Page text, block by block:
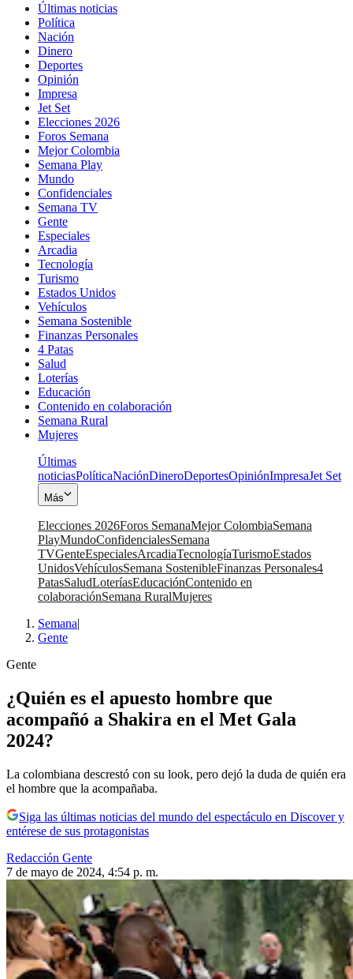
Últimas noticias
Política
Nación
Dinero
Deportes
Opinión
Impresa
Jet Set
Elecciones 2026
Foros Semana
Mejor Colombia
Semana Play
Mundo
Confidenciales
Semana TV
Gente
Especiales
Arcadia
Tecnología
Turismo
Estados Unidos
Vehículos
Semana Sostenible
Finanzas Personales
4 Patas
Salud
Loterías
Educación
Contenido en colaboración
Semana Rural
Mujeres
Últimas
noticiasPolíticaNaciónDineroDeportesOpiniónImpresaJet Set
Más
Elecciones 2026Foros SemanaMejor ColombiaSemana
PlayMundoConfidencialesSemana
TVGenteEspecialesArcadiaTecnologíaTurismoEstados
UnidosVehículosSemana SostenibleFinanzas Personales4
PatasSaludLoteríasEducaciónContenido en
colaboraciónSemana RuralMujeres
Semana|
Gente
Gente
¿Quién es el apuesto hombre que
acompañó a Shakira en el Met Gala
2024?
La colombiana descrestó con su look, pero dejó la duda de quién era
el hombre que la acompañaba.
Siga las últimas noticias del mundo del espectáculo en Discover y
entérese de sus protagonistas
Redacción Gente
7 de mayo de 2024, 4:54 p. m.